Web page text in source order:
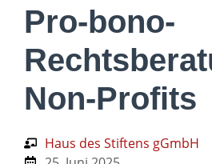
Pro-bono-
Non-Profits
Haus des Stiftens gGmbH